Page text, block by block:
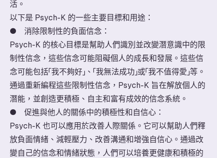
活。
以下是 Psych-K 的一些主要目標和用途：
● 消除限制性的負面信念：
Psych-K 的核心目標是幫助人們識別並改變潛意識中的限
制性信念，這些信念可能阻礙個人的成長和發展。這些信
念可能包括「我不夠好」、「我無法成功」或「我不值得愛」等。
通過重新編程這些限制性信念，Psych-K 旨在解放個人的
潛能，並創造更積極、自主和富有成效的信念系統。
● 促進與他人的關係中的積極性和自信心：
Psych-K 也可以應用於改善人際關係。它可以幫助人們釋
放負面情緒、減輕壓力、改善溝通和增強自信心。通過改
變自己的信念和情緒狀態，人們可以培養更健康和積極的